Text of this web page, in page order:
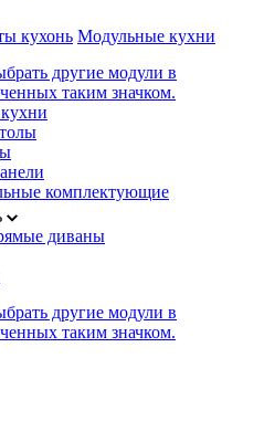
кухонь Модульные кухни
другие модули в
таким значком.
комплектующие
диваны
другие модули в
таким значком.